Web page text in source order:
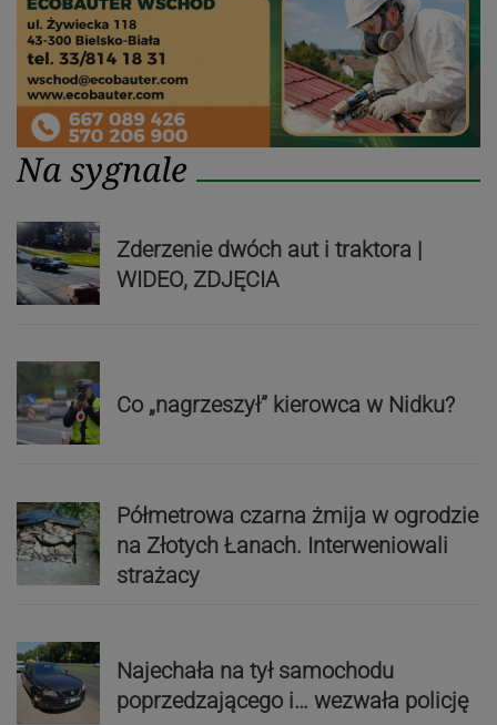
Na sygnale
Zderzenie dwóch aut i traktora |
WIDEO, ZDJĘCIA
Co „nagrzeszył” kierowca w Nidku?
Półmetrowa czarna żmija w ogrodzie
na Złotych Łanach. Interweniowali
strażacy
Najechała na tył samochodu
poprzedzającego i… wezwała policję